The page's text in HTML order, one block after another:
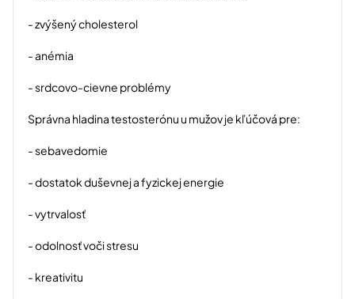
- zvýšený cholesterol
- anémia
- srdcovo-cievne problémy
Správna hladina testosterónu u mužov je kľúčová pre:
- sebavedomie
- dostatok duševnej a fyzickej energie
- vytrvalosť
- odolnosť voči stresu
- kreativitu